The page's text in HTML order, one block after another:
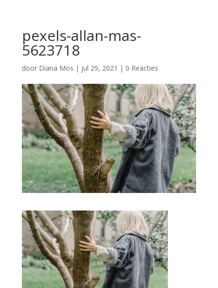
pexels-allan-mas-
5623718
door Diana Mos | jul 29, 2021 | 0 Reacties